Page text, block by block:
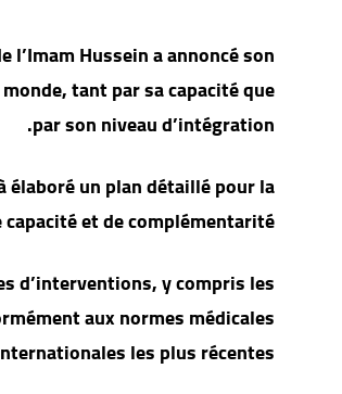
l’Imam Hussein a annoncé son
tant par sa capacité que
par son niveau d’intégration.
élaboré un plan détaillé pour la
et de complémentarité.
d’interventions, y compris les
aux normes médicales
les plus récentes.